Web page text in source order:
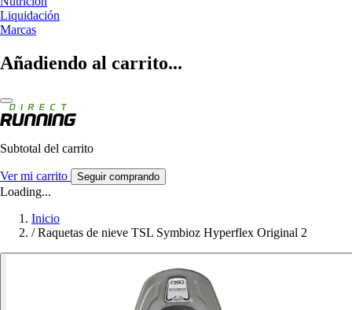
Liquidación
Marcas
Añadiendo al carrito...
Subtotal del carrito
Ver mi carrito Seguir comprando
Loading...
Inicio
/ Raquetas de nieve TSL Symbioz Hyperflex Original 2